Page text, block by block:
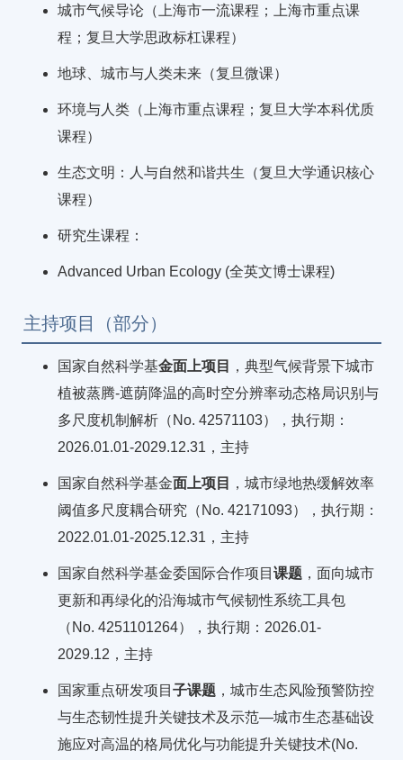
城市气候导论（上海市一流课程；上海市重点课
程；复旦大学思政标杠课程）
地球、城市与人类未来（复旦微课）
环境与人类（上海市重点课程；复旦大学本科优质
课程）
生态文明：人与自然和谐共生（复旦大学通识核心
课程）
研究生课程：
Advanced Urban Ecology (全英文博士课程)
主持项目（部分）
国家自然科学基金面上项目
，典型气候背景下城市
植被蒸腾-遮荫降温的高时空分辨率动态格局识别与
多尺度机制解析（No. 42571103），执行期：
2026.01.01-2029.12.31，主持
国家自然科学基金面上项目
，城市绿地热缓解效率
阈值多尺度耦合研究（No. 42171093），执行期：
2022.01.01-2025.12.31，主持
国家自然科学基金委国际合作项目 课题，面向城市
更新和再绿化的沿海城市气候韧性系统工具包
（No. 4251101264），执行期：2026.01-
2029.12，主持
国家重点研发项目 子课题，城市生态风险预警防控
与生态韧性提升关键技术及示范—城市生态基础设
施应对高温的格局优化与功能提升关键技术(No.